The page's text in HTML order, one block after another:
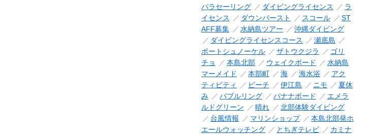
パラセーリング
ダイビングライセンス
ラ
イセンス
ダウンバースト スコール
ST
AFF募集
水納島ツアー
沖縄ダイビング
ダイビングライセンスコース
瀬底島
ボートシュノーケル
ザトウクジラ
ゴリ
チョ
本島北部 ウェイクボード
水納島
マーメイド
本部町 海 海水浴
アク
ティビティ
ビーチ 伊江島 ニモ
夏休
み
バブルリング バナナボード
エメラ
ルドグリーン
晴れ
北部体験ダイビング
台風情報
マリンショップ
本島北部発ホ
エールウォッチング
とちぎテレビ
カミナ